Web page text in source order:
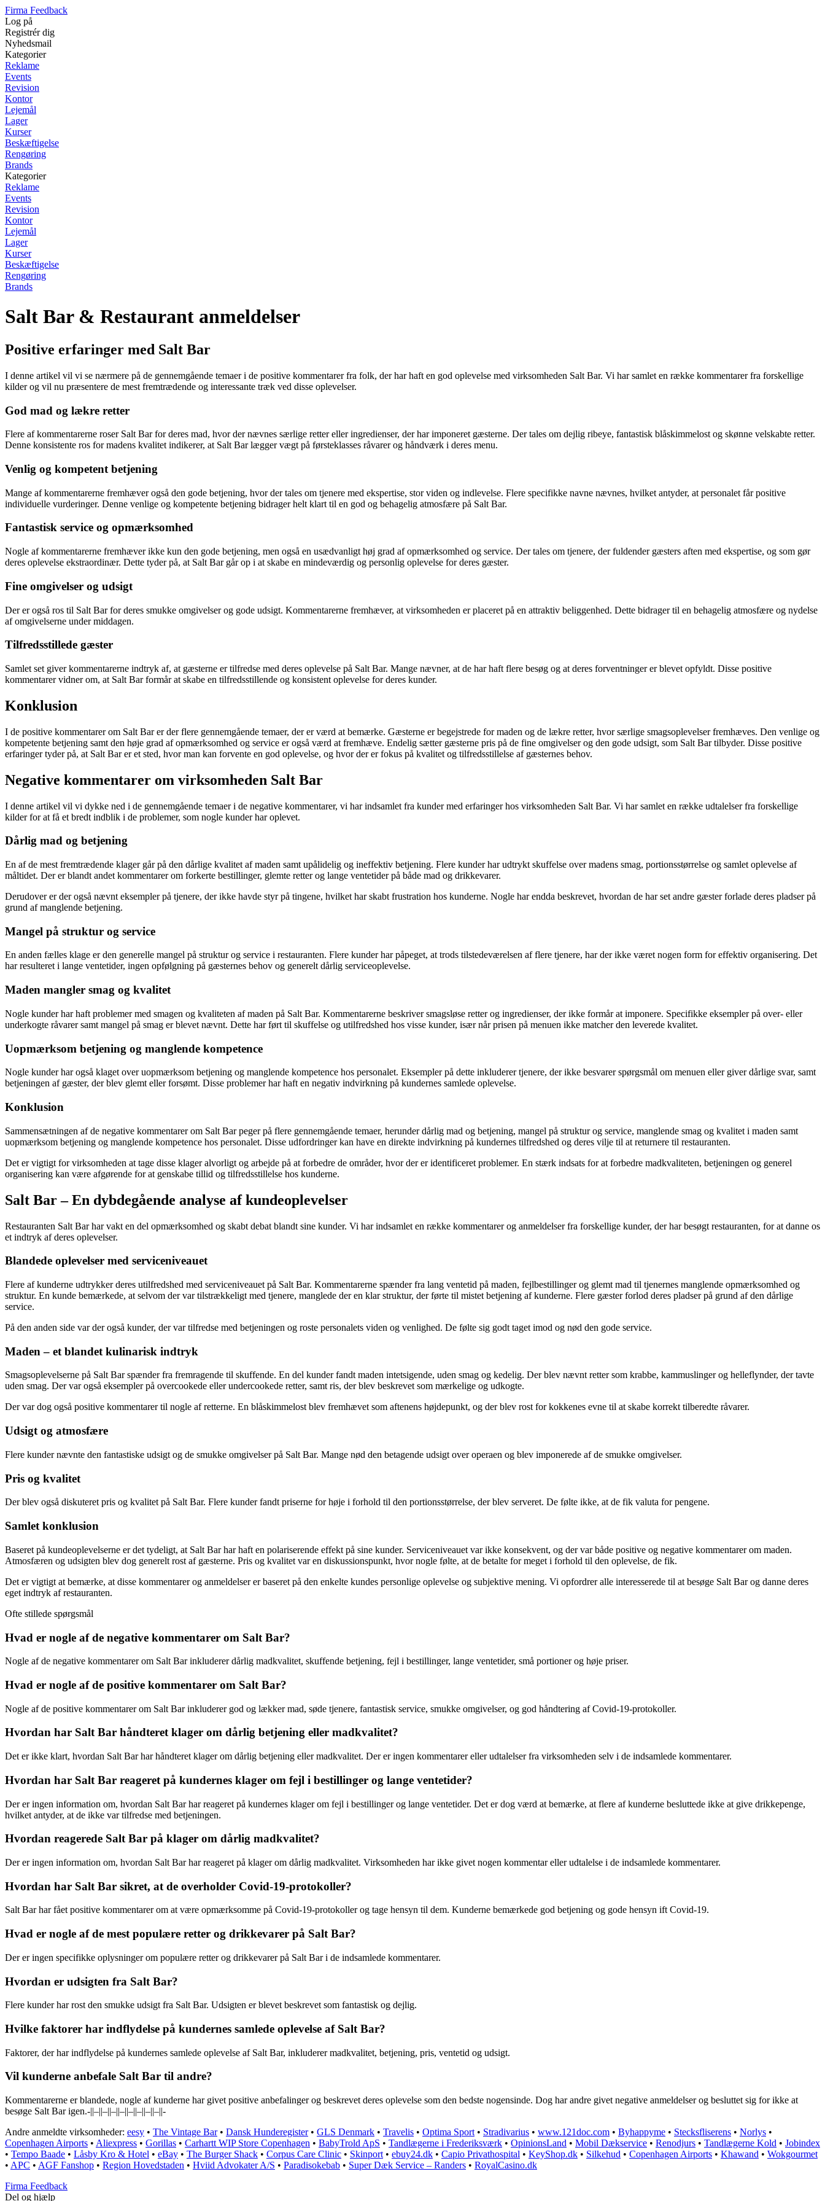
Firma Feedback
Log på
Registrér dig
Nyhedsmail
Kategorier
Reklame
Events
Revision
Kontor
Lejemål
Lager
Kurser
Beskæftigelse
Rengøring
Brands
Kategorier
Reklame
Events
Revision
Kontor
Lejemål
Lager
Kurser
Beskæftigelse
Rengøring
Brands
Salt Bar & Restaurant anmeldelser
Positive erfaringer med Salt Bar
I denne artikel vil vi se nærmere på de gennemgående temaer i de positive kommentarer fra folk, der har haft en god oplevelse med virksomheden Salt Bar. Vi har samlet en række kommentarer fra forskellige
kilder og vil nu præsentere de mest fremtrædende og interessante træk ved disse oplevelser.
God mad og lækre retter
Flere af kommentarerne roser Salt Bar for deres mad, hvor der nævnes særlige retter eller ingredienser, der har imponeret gæsterne. Der tales om dejlig ribeye, fantastisk blåskimmelost og skønne velskabte retter.
Denne konsistente ros for madens kvalitet indikerer, at Salt Bar lægger vægt på førsteklasses råvarer og håndværk i deres menu.
Venlig og kompetent betjening
Mange af kommentarerne fremhæver også den gode betjening, hvor der tales om tjenere med ekspertise, stor viden og indlevelse. Flere specifikke navne nævnes, hvilket antyder, at personalet får positive
individuelle vurderinger. Denne venlige og kompetente betjening bidrager helt klart til en god og behagelig atmosfære på Salt Bar.
Fantastisk service og opmærksomhed
Nogle af kommentarerne fremhæver ikke kun den gode betjening, men også en usædvanligt høj grad af opmærksomhed og service. Der tales om tjenere, der fuldender gæsters aften med ekspertise, og som gør
deres oplevelse ekstraordinær. Dette tyder på, at Salt Bar går op i at skabe en mindeværdig og personlig oplevelse for deres gæster.
Fine omgivelser og udsigt
Der er også ros til Salt Bar for deres smukke omgivelser og gode udsigt. Kommentarerne fremhæver, at virksomheden er placeret på en attraktiv beliggenhed. Dette bidrager til en behagelig atmosfære og nydelse
af omgivelserne under middagen.
Tilfredsstillede gæster
Samlet set giver kommentarerne indtryk af, at gæsterne er tilfredse med deres oplevelse på Salt Bar. Mange nævner, at de har haft flere besøg og at deres forventninger er blevet opfyldt. Disse positive
kommentarer vidner om, at Salt Bar formår at skabe en tilfredsstillende og konsistent oplevelse for deres kunder.
Konklusion
I de positive kommentarer om Salt Bar er der flere gennemgående temaer, der er værd at bemærke. Gæsterne er begejstrede for maden og de lækre retter, hvor særlige smagsoplevelser fremhæves. Den venlige og
kompetente betjening samt den høje grad af opmærksomhed og service er også værd at fremhæve. Endelig sætter gæsterne pris på de fine omgivelser og den gode udsigt, som Salt Bar tilbyder. Disse positive
erfaringer tyder på, at Salt Bar er et sted, hvor man kan forvente en god oplevelse, og hvor der er fokus på kvalitet og tilfredsstillelse af gæsternes behov.
Negative kommentarer om virksomheden Salt Bar
I denne artikel vil vi dykke ned i de gennemgående temaer i de negative kommentarer, vi har indsamlet fra kunder med erfaringer hos virksomheden Salt Bar. Vi har samlet en række udtalelser fra forskellige
kilder for at få et bredt indblik i de problemer, som nogle kunder har oplevet.
Dårlig mad og betjening
En af de mest fremtrædende klager går på den dårlige kvalitet af maden samt upålidelig og ineffektiv betjening. Flere kunder har udtrykt skuffelse over madens smag, portionsstørrelse og samlet oplevelse af
måltidet. Der er blandt andet kommentarer om forkerte bestillinger, glemte retter og lange ventetider på både mad og drikkevarer.
Derudover er der også nævnt eksempler på tjenere, der ikke havde styr på tingene, hvilket har skabt frustration hos kunderne. Nogle har endda beskrevet, hvordan de har set andre gæster forlade deres pladser på
grund af manglende betjening.
Mangel på struktur og service
En anden fælles klage er den generelle mangel på struktur og service i restauranten. Flere kunder har påpeget, at trods tilstedeværelsen af flere tjenere, har der ikke været nogen form for effektiv organisering. Det
har resulteret i lange ventetider, ingen opfølgning på gæsternes behov og generelt dårlig serviceoplevelse.
Maden mangler smag og kvalitet
Nogle kunder har haft problemer med smagen og kvaliteten af maden på Salt Bar. Kommentarerne beskriver smagsløse retter og ingredienser, der ikke formår at imponere. Specifikke eksempler på over- eller
underkogte råvarer samt mangel på smag er blevet nævnt. Dette har ført til skuffelse og utilfredshed hos visse kunder, især når prisen på menuen ikke matcher den leverede kvalitet.
Uopmærksom betjening og manglende kompetence
Nogle kunder har også klaget over uopmærksom betjening og manglende kompetence hos personalet. Eksempler på dette inkluderer tjenere, der ikke besvarer spørgsmål om menuen eller giver dårlige svar, samt
betjeningen af gæster, der blev glemt eller forsømt. Disse problemer har haft en negativ indvirkning på kundernes samlede oplevelse.
Konklusion
Sammensætningen af de negative kommentarer om Salt Bar peger på flere gennemgående temaer, herunder dårlig mad og betjening, mangel på struktur og service, manglende smag og kvalitet i maden samt
uopmærksom betjening og manglende kompetence hos personalet. Disse udfordringer kan have en direkte indvirkning på kundernes tilfredshed og deres vilje til at returnere til restauranten.
Det er vigtigt for virksomheden at tage disse klager alvorligt og arbejde på at forbedre de områder, hvor der er identificeret problemer. En stærk indsats for at forbedre madkvaliteten, betjeningen og generel
organisering kan være afgørende for at genskabe tillid og tilfredsstillelse hos kunderne.
Salt Bar – En dybdegående analyse af kundeoplevelser
Restauranten Salt Bar har vakt en del opmærksomhed og skabt debat blandt sine kunder. Vi har indsamlet en række kommentarer og anmeldelser fra forskellige kunder, der har besøgt restauranten, for at danne os
et indtryk af deres oplevelser.
Blandede oplevelser med serviceniveauet
Flere af kunderne udtrykker deres utilfredshed med serviceniveauet på Salt Bar. Kommentarerne spænder fra lang ventetid på maden, fejlbestillinger og glemt mad til tjenernes manglende opmærksomhed og
struktur. En kunde bemærkede, at selvom der var tilstrækkeligt med tjenere, manglede der en klar struktur, der førte til mistet betjening af kunderne. Flere gæster forlod deres pladser på grund af den dårlige
service.
På den anden side var der også kunder, der var tilfredse med betjeningen og roste personalets viden og venlighed. De følte sig godt taget imod og nød den gode service.
Maden – et blandet kulinarisk indtryk
Smagsoplevelserne på Salt Bar spænder fra fremragende til skuffende. En del kunder fandt maden intetsigende, uden smag og kedelig. Der blev nævnt retter som krabbe, kammuslinger og helleflynder, der tavte
uden smag. Der var også eksempler på overcookede eller undercookede retter, samt ris, der blev beskrevet som mærkelige og udkogte.
Der var dog også positive kommentarer til nogle af retterne. En blåskimmelost blev fremhævet som aftenens højdepunkt, og der blev rost for kokkenes evne til at skabe korrekt tilberedte råvarer.
Udsigt og atmosfære
Flere kunder nævnte den fantastiske udsigt og de smukke omgivelser på Salt Bar. Mange nød den betagende udsigt over operaen og blev imponerede af de smukke omgivelser.
Pris og kvalitet
Der blev også diskuteret pris og kvalitet på Salt Bar. Flere kunder fandt priserne for høje i forhold til den portionsstørrelse, der blev serveret. De følte ikke, at de fik valuta for pengene.
Samlet konklusion
Baseret på kundeoplevelserne er det tydeligt, at Salt Bar har haft en polariserende effekt på sine kunder. Serviceniveauet var ikke konsekvent, og der var både positive og negative kommentarer om maden.
Atmosfæren og udsigten blev dog generelt rost af gæsterne. Pris og kvalitet var en diskussionspunkt, hvor nogle følte, at de betalte for meget i forhold til den oplevelse, de fik.
Det er vigtigt at bemærke, at disse kommentarer og anmeldelser er baseret på den enkelte kundes personlige oplevelse og subjektive mening. Vi opfordrer alle interesserede til at besøge Salt Bar og danne deres
eget indtryk af restauranten.
Ofte stillede spørgsmål
Hvad er nogle af de negative kommentarer om Salt Bar?
Nogle af de negative kommentarer om Salt Bar inkluderer dårlig madkvalitet, skuffende betjening, fejl i bestillinger, lange ventetider, små portioner og høje priser.
Hvad er nogle af de positive kommentarer om Salt Bar?
Nogle af de positive kommentarer om Salt Bar inkluderer god og lækker mad, søde tjenere, fantastisk service, smukke omgivelser, og god håndtering af Covid-19-protokoller.
Hvordan har Salt Bar håndteret klager om dårlig betjening eller madkvalitet?
Det er ikke klart, hvordan Salt Bar har håndteret klager om dårlig betjening eller madkvalitet. Der er ingen kommentarer eller udtalelser fra virksomheden selv i de indsamlede kommentarer.
Hvordan har Salt Bar reageret på kundernes klager om fejl i bestillinger og lange ventetider?
Der er ingen information om, hvordan Salt Bar har reageret på kundernes klager om fejl i bestillinger og lange ventetider. Det er dog værd at bemærke, at flere af kunderne besluttede ikke at give drikkepenge,
hvilket antyder, at de ikke var tilfredse med betjeningen.
Hvordan reagerede Salt Bar på klager om dårlig madkvalitet?
Der er ingen information om, hvordan Salt Bar har reageret på klager om dårlig madkvalitet. Virksomheden har ikke givet nogen kommentar eller udtalelse i de indsamlede kommentarer.
Hvordan har Salt Bar sikret, at de overholder Covid-19-protokoller?
Salt Bar har fået positive kommentarer om at være opmærksomme på Covid-19-protokoller og tage hensyn til dem. Kunderne bemærkede god betjening og gode hensyn ift Covid-19.
Hvad er nogle af de mest populære retter og drikkevarer på Salt Bar?
Der er ingen specifikke oplysninger om populære retter og drikkevarer på Salt Bar i de indsamlede kommentarer.
Hvordan er udsigten fra Salt Bar?
Flere kunder har rost den smukke udsigt fra Salt Bar. Udsigten er blevet beskrevet som fantastisk og dejlig.
Hvilke faktorer har indflydelse på kundernes samlede oplevelse af Salt Bar?
Faktorer, der har indflydelse på kundernes samlede oplevelse af Salt Bar, inkluderer madkvalitet, betjening, pris, ventetid og udsigt.
Vil kunderne anbefale Salt Bar til andre?
Kommentarerne er blandede, nogle af kunderne har givet positive anbefalinger og beskrevet deres oplevelse som den bedste nogensinde. Dog har andre givet negative anmeldelser og besluttet sig for ikke at
besøge Salt Bar igen.-||–||–||–||–||–||–||–||–||-
Andre anmeldte virksomheder: eesy • The Vintage Bar• Dansk Hunderegister• GLS Denmark • Travelis • Optima Sport • Stradivarius • www.121doc.com • Byhappyme • Stecksfliserens • Norlys •
Copenhagen Airports • Aliexpress • Gorillas • Carhartt WIP Store Copenhagen • BabyTrold ApS • Tandlægerne i Frederiksværk • OpinionsLand • Mobil Dækservice • Renodjurs • Tandlægerne Kold • Jobindex
• Tempo Baade • Låsby Kro & Hotel • eBay • The Burger Shack • Corpus Care Clinic • Skinport • ebuy24.dk • Capio Privathospital • KeyShop.dk • Silkehud • Copenhagen Airports • Khawand • Wokgourmet
• APC • AGF Fanshop • Region Hovedstaden • Hviid Advokater A/S • Paradisokebab • Super Dæk Service – Randers • RoyalCasino.dk
Firma Feedback
Del og hjælp